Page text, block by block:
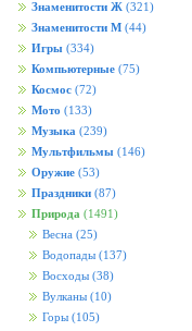
Знаменитости Ж (321)
Знаменитости М (44)
Игры (334)
Компьютерные (75)
Космос (72)
Мото (133)
Музыка (239)
Мультфильмы (146)
Оружие (53)
Праздники (87)
Природа (1491)
Весна (25)
Водопады (137)
Восходы (38)
Вулканы (10)
Горы (105)